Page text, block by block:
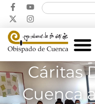
Cáritas
Cuenca